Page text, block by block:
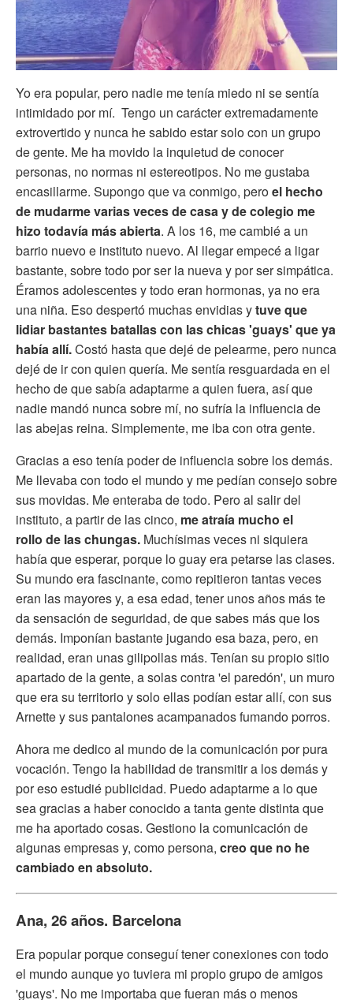
Yo era popular, pero nadie me tenía miedo ni se sentía
intimidado por mí. Tengo un carácter extremadamente
extrovertido y nunca he sabido estar solo con un grupo
de gente. Me ha movido la inquietud de conocer
personas, no normas ni estereotipos. No me gustaba
encasillarme. Supongo que va conmigo, peroel hecho
de mudarme varias veces de casa y de colegio me
hizo todavía más abierta. A los 16, me cambié a un
barrio nuevo e instituto nuevo. Al llegar empecé a ligar
bastante, sobre todo por ser la nueva y por ser simpática.
Éramos adolescentes y todo eran hormonas, ya no era
una niña. Eso despertó muchas envidias ytuve que
lidiar bastantes batallas con las chicas 'guays' que ya
había allí.Costó hasta que dejé de pelearme, pero nunca
dejé de ir con quien quería. Me sentía resguardada en el
hecho de que sabía adaptarme a quien fuera, así que
nadie mandó nunca sobre mí, no sufría la influencia de
las abejas reina. Simplemente, me iba con otra gente.
Gracias a eso tenía poder de influencia sobre los demás.
Me llevaba con todo el mundo y me pedían consejo sobre
sus movidas. Me enteraba de todo. Pero al salir del
instituto, a partir de las cinco, me atraía mucho el
rollo de las chungas. Muchísimas veces ni siquiera
había que esperar, porque lo guay era petarse las clases.
Su mundo era fascinante, como repitieron tantas veces
eran las mayores y, a esa edad, tener unos años más te
da sensación de seguridad, de que sabes más que los
demás. Imponían bastante jugando esa baza, pero, en
realidad, eran unas gilipollas más. Tenían su propio sitio
apartado de la gente, a solas contra 'el paredón', un muro
que era su territorio y solo ellas podían estar allí, con sus
Arnette y sus pantalones acampanados fumando porros.
Ahora me dedico al mundo de la comunicación por pura
vocación. Tengo la habilidad de transmitir a los demás y
por eso estudié publicidad. Puedo adaptarme a lo que
sea gracias a haber conocido a tanta gente distinta que
me ha aportado cosas. Gestiono la comunicación de
algunas empresas y, como persona, creo que no he
cambiado en absoluto.
Ana, 26 años. Barcelona
Era popular porque conseguí tener conexiones con todo
el mundo aunque yo tuviera mi propio grupo de amigos
'guays'. No me importaba que fueran más o menos